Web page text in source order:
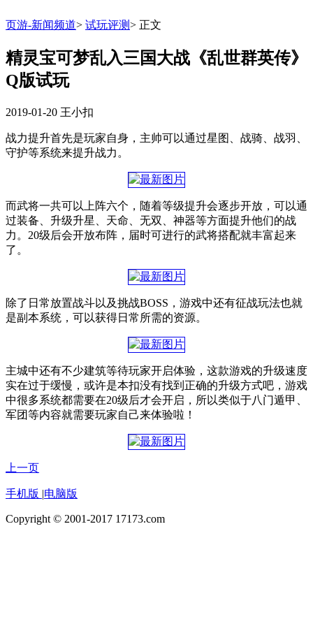
页游-新闻频道> 试玩评测> 正文
精灵宝可梦乱入三国大战《乱世群英传》
Q版试玩
2019-01-20 王小扣
战力提升首先是玩家自身，主帅可以通过星图、战骑、战羽、
守护等系统来提升战力。
而武将一共可以上阵六个，随着等级提升会逐步开放，可以通
过装备、升级升星、天命、无双、神器等方面提升他们的战
力。20级后会开放布阵，届时可进行的武将搭配就丰富起来
了。
除了日常放置战斗以及挑战BOSS，游戏中还有征战玩法也就
是副本系统，可以获得日常所需的资源。
主城中还有不少建筑等待玩家开启体验，这款游戏的升级速度
实在过于缓慢，或许是本扣没有找到正确的升级方式吧，游戏
中很多系统都需要在20级后才会开启，所以类似于八门遁甲、
军团等内容就需要玩家自己来体验啦！
上一页
手机版 |电脑版
Copyright © 2001-2017 17173.com